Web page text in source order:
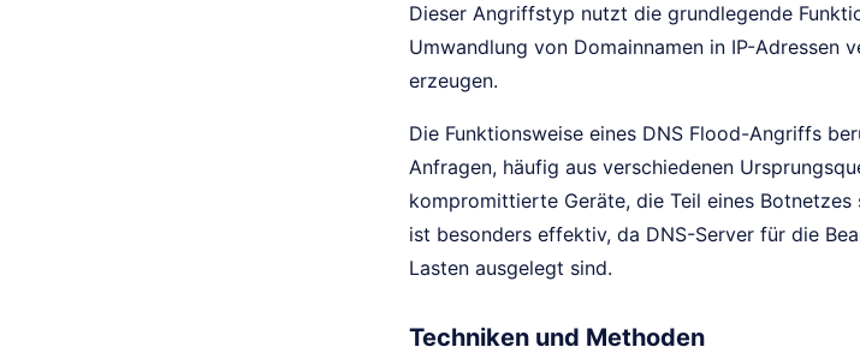
Dieser Angriffstyp nutzt die grundlegende
Umwandlung von Domainnamen in IP-Adressen
erzeugen.
Die Funktionsweise eines DNS Flood-Angriffs
Anfragen, häufig aus verschiedenen
kompromittierte Geräte, die Teil eines
ist besonders effektiv, da DNS-Server für die
Lasten ausgelegt sind.
Techniken und Methoden